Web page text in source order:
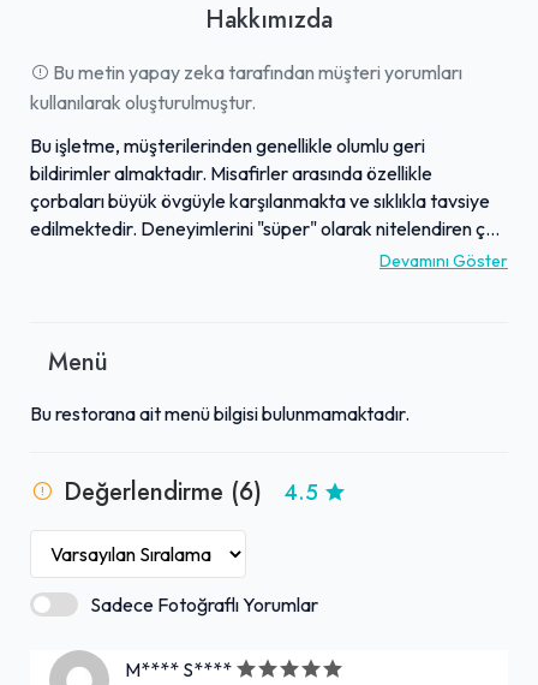
Hakkımızda
Bu metin yapay zeka tarafından müşteri yorumları
kullanılarak oluşturulmuştur.
Bu işletme, müşterilerinden genellikle olumlu geri
bildirimler almaktadır. Misafirler arasında özellikle
çorbaları büyük övgüyle karşılanmakta ve sıklıkla tavsiye
edilmektedir. Deneyimlerini "süper" olarak nitelendiren çok
sayıda yorum bulunurken, bazı müşterilerin daha ortalama
arayanlar için dikkat çekici bir adres olarak
Devamını Göster
Menü
Bu restorana ait menü bilgisi bulunmamaktadır.
Değerlendirme (6) 4.5
Sadece Fotoğraflı Yorumlar
M**** S****